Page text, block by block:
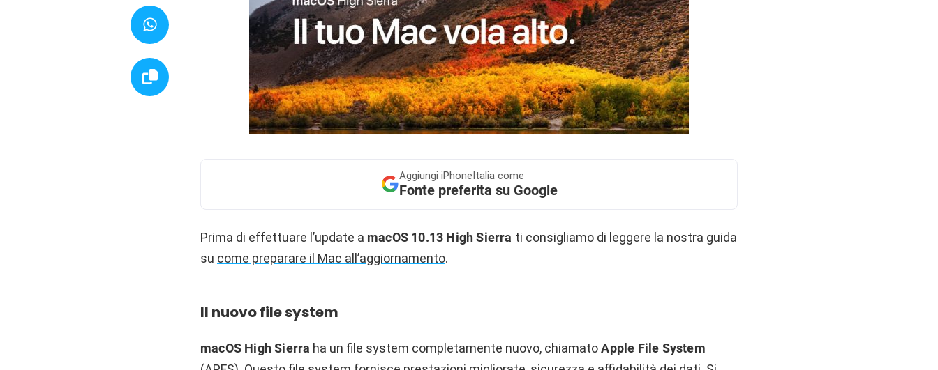
Aggiungi iPhoneItalia come
Fonte preferita su Google
Prima di effettuare l’update a macOS 10.13 High Sierra ti consigliamo di leggere la nostra guida
su come preparare il Mac all’aggiornamento.
Il nuovo file system
macOS High Sierra ha un file system completamente nuovo, chiamatoApple File System